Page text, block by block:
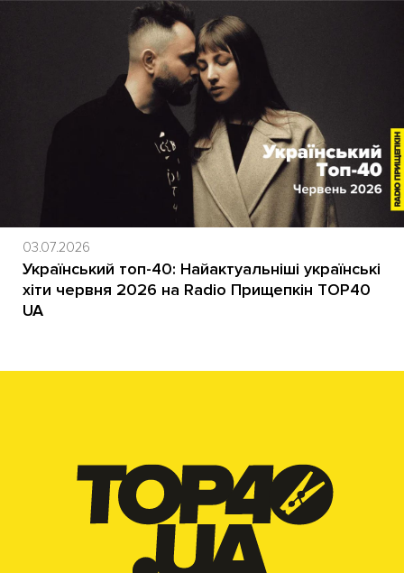
03.07.2026
Український топ-40: Найактуальніші українські
хіти червня 2026 на Radio Прищепкін TOP40
UA